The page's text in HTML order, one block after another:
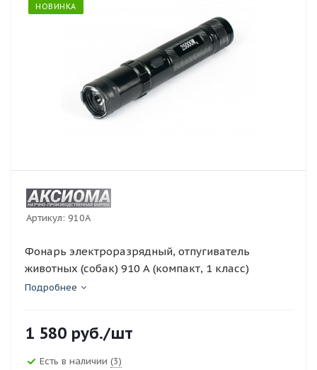
НОВИНКА
Артикул: 910A
Фонарь электроразрядный, отпугиватель
животных (собак) 910 А (компакт, 1 класс)
Подробнее
1 580 руб./шт
Есть в наличии (3)